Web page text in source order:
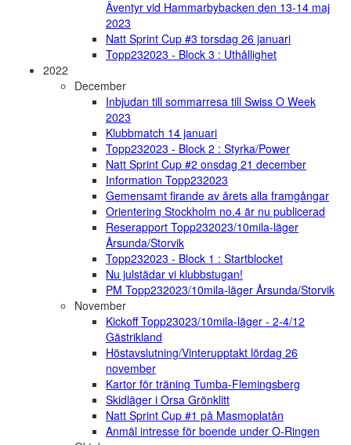
Äventyr vid Hammarbybacken den 13-14 maj
2023
Natt Sprint Cup #3 torsdag 26 januari
Topp232023 - Block 3 : Uthållighet
2022
December
Inbjudan till sommarresa till Swiss O Week
2023
Klubbmatch 14 januari
Topp232023 - Block 2 : Styrka/Power
Natt Sprint Cup #2 onsdag 21 december
Information Topp232023
Gemensamt firande av årets alla framgångar
Orientering Stockholm no.4 är nu publicerad
Reserapport Topp232023/10mila-läger
Årsunda/Storvik
Topp232023 - Block 1 : Startblocket
Nu julstädar vi klubbstugan!
PM Topp232023/10mila-läger Årsunda/Storvik
November
Kickoff Topp23023/10mila-läger - 2-4/12
Gästrikland
Höstavslutning/Vinterupptakt lördag 26
november
Kartor för träning Tumba-Flemingsberg
Skidläger i Orsa Grönklitt
Natt Sprint Cup #1 på Masmoplatån
Anmäl intresse för boende under O-Ringen